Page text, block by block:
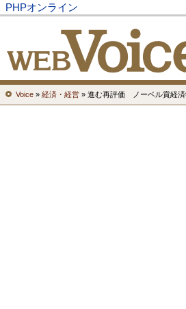
PHPオンライン
Voice » 経済・経営 » 進む再評価 ノーベル賞経済